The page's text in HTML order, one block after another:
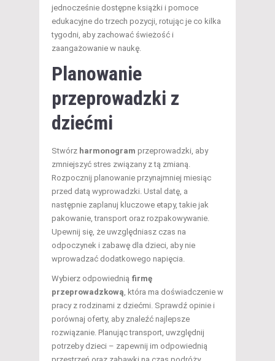
jednocześnie dostępne książki i pomoce
edukacyjne do trzech pozycji, rotując je co kilka
tygodni, aby zachować świeżość i
zaangażowanie w naukę.
Planowanie
przeprowadzki z
dziećmi
Stwórz harmonogram przeprowadzki, aby
zmniejszyć stres związany z tą zmianą.
Rozpocznij planowanie przynajmniej miesiąc
przed datą wyprowadzki. Ustal datę, a
następnie zaplanuj kluczowe etapy, takie jak
pakowanie, transport oraz rozpakowywanie.
Upewnij się, że uwzględniasz czas na
odpoczynek i zabawę dla dzieci, aby nie
wprowadzać dodatkowego napięcia.
Wybierz odpowiednią firmę
przeprowadzkową, która ma doświadczenie w
pracy z rodzinami z dziećmi. Sprawdź opinie i
porównaj oferty, aby znaleźć najlepsze
rozwiązanie. Planując transport, uwzględnij
potrzeby dzieci – zapewnij im odpowiednią